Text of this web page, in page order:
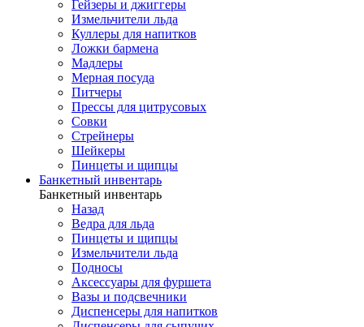
Гейзеры и джиггеры
Измельчители льда
Куллеры для напитков
Ложки бармена
Мадлеры
Мерная посуда
Питчеры
Прессы для цитрусовых
Совки
Стрейнеры
Шейкеры
Пинцеты и щипцы
Банкетный инвентарь
Банкетный инвентарь
Назад
Ведра для льда
Пинцеты и щипцы
Измельчители льда
Подносы
Аксессуары для фуршета
Вазы и подсвечники
Диспенсеры для напитков